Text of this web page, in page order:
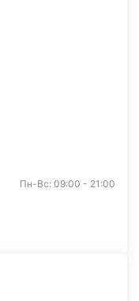
Пн-Вс: 09:00 - 21:00